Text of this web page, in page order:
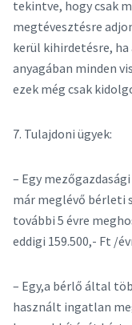
tekintve, hogy csak
megtévesztésre
kerül kihirdetésre,
anyagában minden
ezek még csak
7. Tulajdoni ügyek:
– Egy
már meglévő bérleti
további 5 évre
eddigi 159.500,- Ft /
– Egy,a bérlő által
használt ingatlan